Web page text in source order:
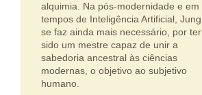
alquimia. Na pós-modernidade e em
tempos de Inteligência Artificial, Jung
se faz ainda mais necessário, por ter
sido um mestre capaz de unir a
sabedoria ancestral às ciências
modernas, o objetivo ao subjetivo
humano.